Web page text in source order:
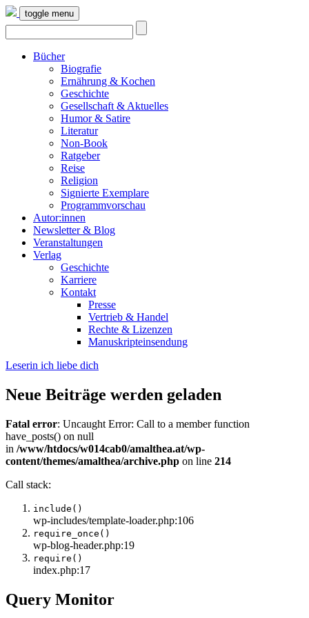
toggle menu
Bücher
Biografie
Ernährung & Kochen
Geschichte
Gesellschaft & Aktuelles
Humor & Satire
Literatur
Non-Book
Ratgeber
Reise
Religion
Signierte Exemplare
Programmvorschau
Autor:innen
Newsletter & Blog
Veranstaltungen
Verlag
Geschichte
Karriere
Kontakt
Presse
Vertrieb & Handel
Rechte & Lizenzen
Manuskripteinsendung
Leserin ich liebe dich
Neue Beiträge werden geladen
Fatal error: Uncaught Error: Call to a member function
have_posts() on null
in /www/htdocs/w014cab0/amalthea.at/wp-
content/themes/amalthea/archive.php on line 214
Call stack:
include()
wp-includes/template-loader.php:106
require_once()
wp-blog-header.php:19
require()
index.php:17
Query Monitor